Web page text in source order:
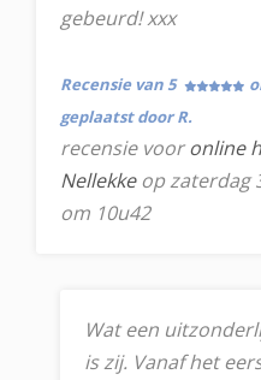
gebeurd! xxx
Recensie van 5
geplaatst door R.
recensie vooronline
Nellekkeop zaterdag
om 10u42
Wat een
is zij. Vanaf het